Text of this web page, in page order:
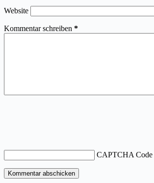
Website
Kommentar schreiben *
CAPTCHA Code
Kommentar abschicken